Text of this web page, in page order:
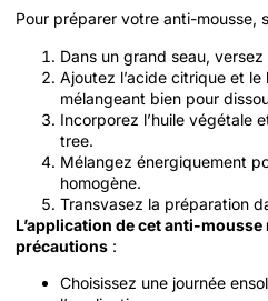
Pour préparer votre anti-mousse,
Dans un grand seau, versez
Ajoutez l’acide citrique et
mélangeant bien pour
Incorporez l’huile végétale
tree.
Mélangez énergiquement
homogène.
Transvasez la préparation
L’application de cet anti-
précautions :
Choisissez une journée